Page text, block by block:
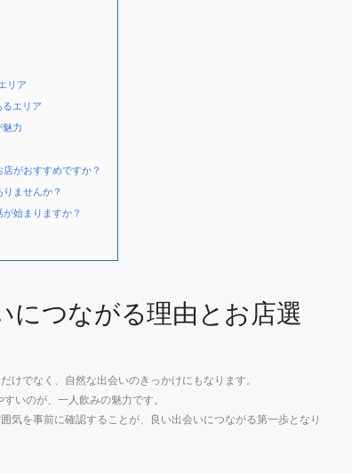
リア
エリア
魅力
がおすすめですか？
ませんか？
始まりますか？
につながる理由とお店選
でなく、自然な出会いのきっかけにもなります。
いのが、一人飲みの魅力です。
気を事前に確認することが、良い出会いにつながる第一歩となり